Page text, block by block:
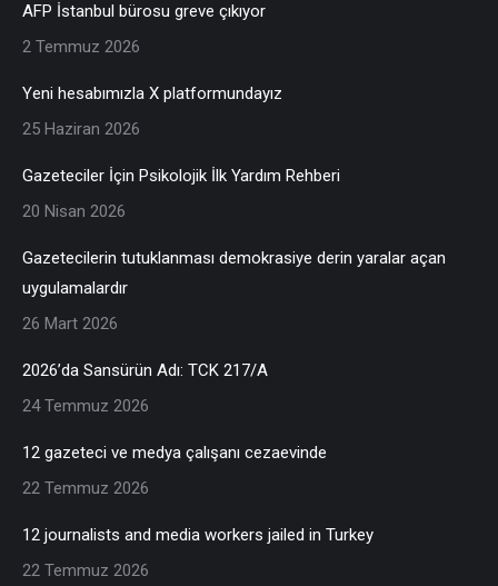
AFP İstanbul bürosu greve çıkıyor
2 Temmuz 2026
Yeni hesabımızla X platformundayız
25 Haziran 2026
Gazeteciler İçin Psikolojik İlk Yardım Rehberi
20 Nisan 2026
Gazetecilerin tutuklanması demokrasiye derin yaralar açan
uygulamalardır
26 Mart 2026
2026’da Sansürün Adı: TCK 217/A
24 Temmuz 2026
12 gazeteci ve medya çalışanı cezaevinde
22 Temmuz 2026
12 journalists and media workers jailed in Turkey
22 Temmuz 2026